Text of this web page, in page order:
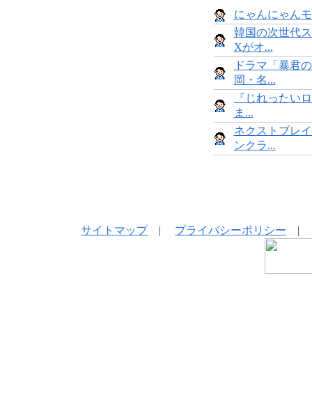
にゃんにゃん
韓国の次世代
Xがオ...
ドラマ「暴君
岡・名...
『じれったい
ま...
ネクストブレ
ンクラ...
サイトマップ| プライバシーポリシー